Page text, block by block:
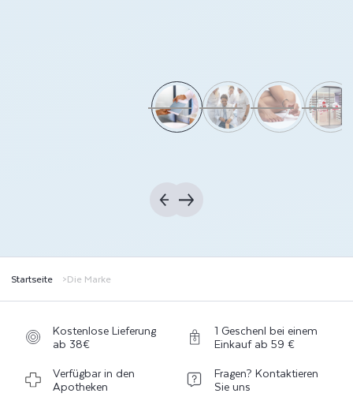
Startseite Die Marke
Kostenlose Lieferung
ab 38€
1 Geschenl bei einem
Einkauf ab 59 €
Verfügbar in den
Apotheken
Fragen? Kontaktieren
Sie uns